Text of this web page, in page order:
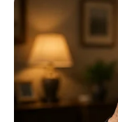
This Trick Will Give